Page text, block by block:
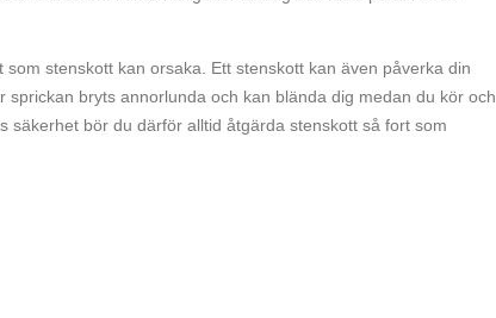
stenskott kan orsaka. Ett stenskott kan även påverka din
bryts annorlunda och kan blända dig medan du kör och
bör du därför alltid åtgärda stenskott så fort som